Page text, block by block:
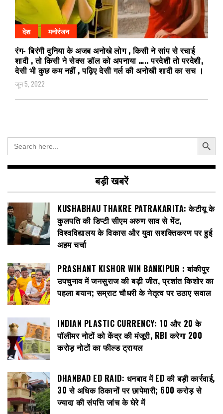
देश मनोरंजन
रंग- बिरंगी दुनिया के अजब अनोखे लोग , किसी ने सांप से रचाई
शादी , तो किसी ने सेक्स डॉल को अपनाया ….. परदेशी तो परदेशी,
देसी भी कुछ कम नहीं , पढ़िए देसी गर्ल की अनोखी शादी का सच ।
जून 5, 2022
Search
for:
Search Button
बड़ी खबरें
KUSHABHAU THAKRE PATRAKARITA: केटीयू के
कुलपति की डिप्टी सीएम अरुण साव से भेंट,
विश्वविद्यालय के विकास और युवा सशक्तिकरण पर हुई
अहम चर्चा
PRASHANT KISHOR WIN BANKIPUR : बांकीपुर
उपचुनाव में जनसुराज की बड़ी जीत, प्रशांत किशोर का
पहला बयान; सम्राट चौधरी के नेतृत्व पर उठाए सवाल
INDIAN PLASTIC CURRENCY: ₹10 और ₹20 के
पॉलीमर नोटों को केंद्र की मंजूरी, RBI करेगा 200
करोड़ नोटों का फील्ड ट्रायल
DHANBAD ED RAID: धनबाद में ED की बड़ी कार्रवाई,
30 से अधिक ठिकानों पर छापेमारी; 600 करोड़ से
ज्यादा की संपत्ति जांच के घेरे में